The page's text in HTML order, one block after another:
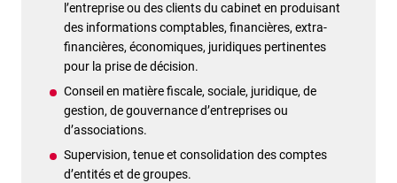
l’entreprise ou des clients du cabinet en produisant
des informations comptables, financières, extra-
financières, économiques, juridiques pertinentes
pour la prise de décision.
Conseil en matière fiscale, sociale, juridique, de
gestion, de gouvernance d’entreprises ou
d’associations.
Supervision, tenue et consolidation des comptes
d’entités et de groupes.